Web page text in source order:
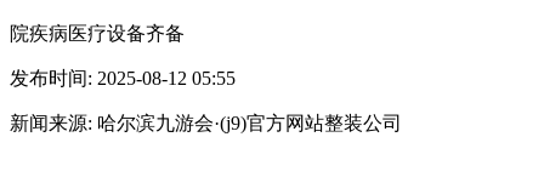
院疾病医疗设备齐备
发布时间: 2025-08-12 05:55
新闻来源: 哈尔滨九游会·(j9)官方网站整装公司